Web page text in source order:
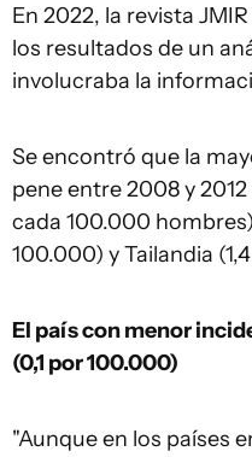
En 2022, la revista
los resultados de un
involucraba la
Se encontró que la
pene entre 2008 y
cada 100.000
100.000) y Tailandia
El país con menor
(0,1 por 100.000)
"Aunque en los países